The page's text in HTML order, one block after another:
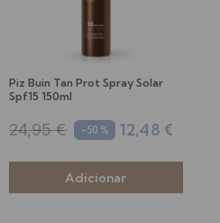
Piz Buin Tan Prot Spray Solar
Spf15 150ml
24,95 € -50 % 12,48 €